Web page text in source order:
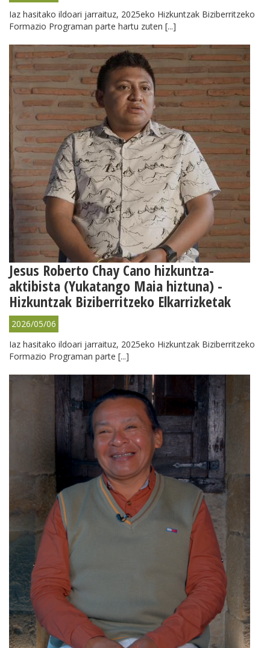
Iaz hasitako ildoari jarraituz, 2025eko Hizkuntzak Biziberritzeko
Formazio Programan parte hartu zuten [...]
Jesus Roberto Chay Cano hizkuntza-
aktibista (Yukatango Maia hiztuna) -
Hizkuntzak Biziberritzeko Elkarrizketak
2026/05/06
Iaz hasitako ildoari jarraituz, 2025eko Hizkuntzak Biziberritzeko
Formazio Programan parte [...]